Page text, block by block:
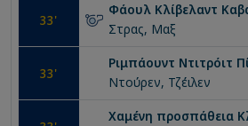
33'
Φάουλ Κλίβελαντ
Στρας, Μαξ
33'
Ριμπάουντ Ντιτρόιτ
Ντούρεν, Τζέιλεν
Χαμένη προσπάθεια